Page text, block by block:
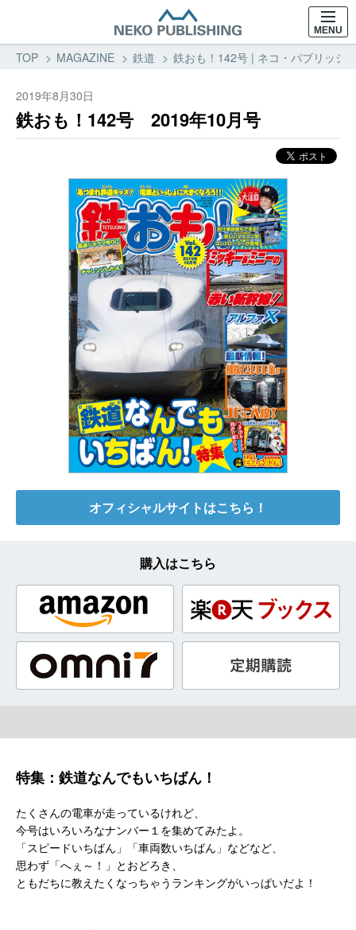
MENU
TOP MAGAZINE 鉄道 鉄おも！142号 | ネコ・パブリッシ
2019年8月30日
鉄おも！142号 2019年10月号
オフィシャルサイトはこちら！
購入はこちら
特集：鉄道なんでもいちばん！
たくさんの電車が走っているけれど、
今号はいろいろなナンバー１を集めてみたよ。
「スピードいちばん」「車両数いちばん」などなど、
思わず「へぇ～！」とおどろき、
ともだちに教えたくなっちゃうランキングがいっぱいだよ！